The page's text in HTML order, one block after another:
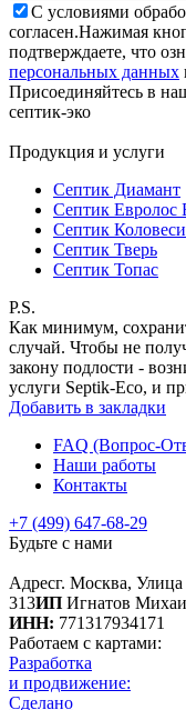
С условиями
согласен.Нажимая
подтверждаете, что
персональных данных
Присоединяйтесь в
септик-эко
Продукция и услуги
Септик Диамант
Септик
Септик Коловеси
Септик Тверь
Септик Топac
P.S.
Как минимум,
случай. Чтобы не
закону подлости -
услуги Septik-Eco, и
Добавить в закладки
FAQ (Вопрос-
Наши работы
Контакты
+7 (499) 647-68-29
Будьте с нами
Адресг. Москва,
313ИП Игнатов
ИНН: 771317934171
Работаем с картами:
Разработка
и продвижение:
Сделано